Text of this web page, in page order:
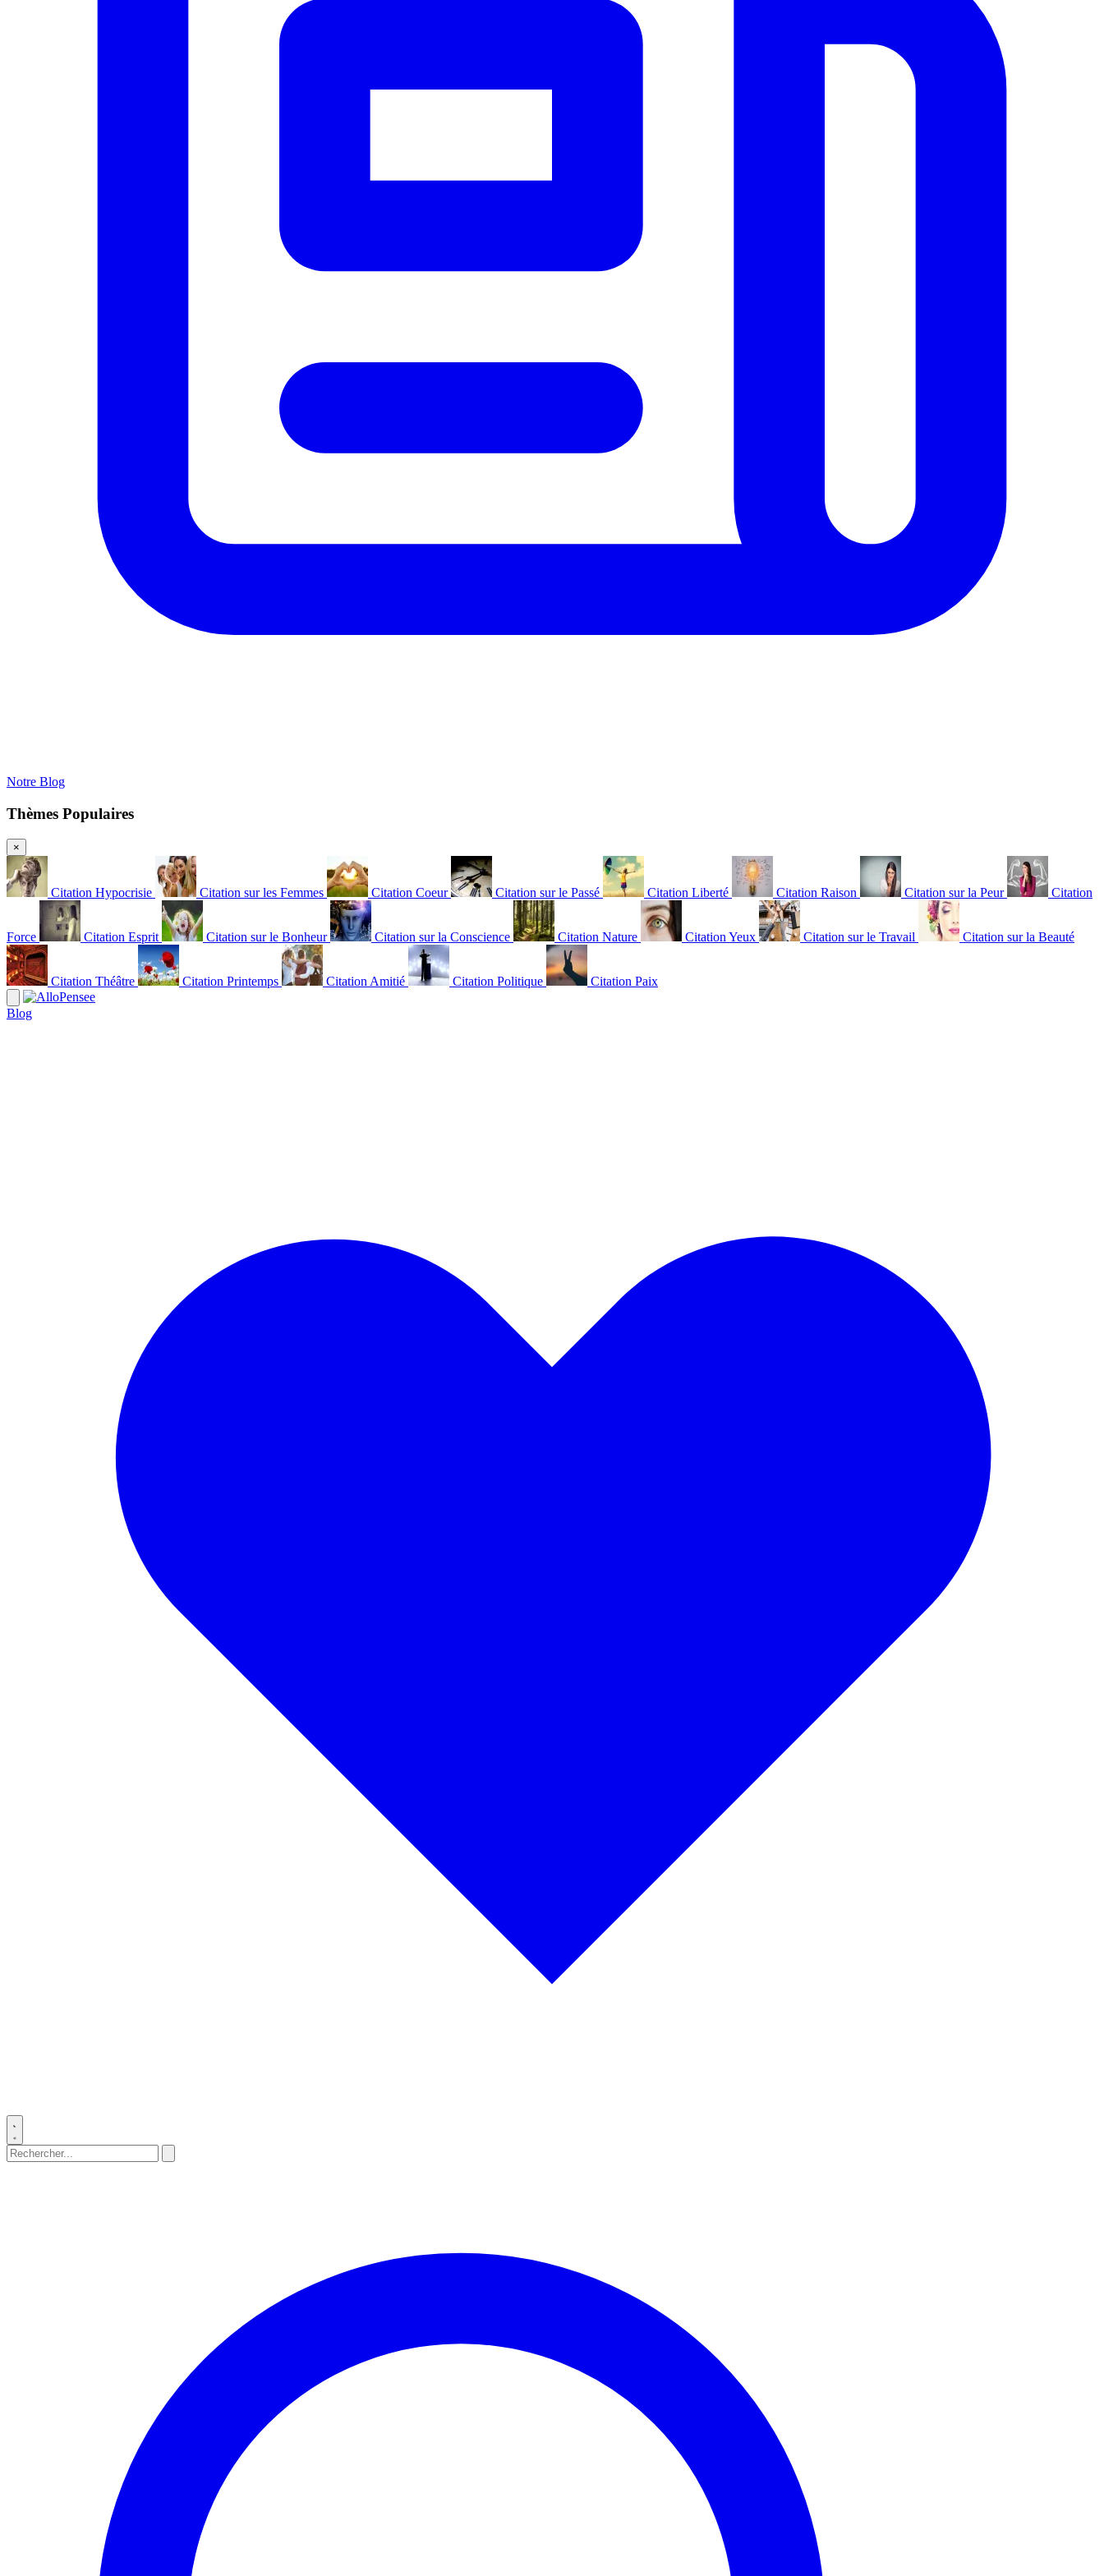
Notre Blog
Thèmes Populaires
×
Citation Hypocrisie Citation sur les Femmes Citation Coeur Citation sur le Passé Citation Liberté Citation Raison Citation sur la Peur Citation
Force Citation Esprit Citation sur le Bonheur Citation sur la Conscience Citation Nature Citation Yeux Citation sur le Travail Citation sur la Beauté
Citation Théâtre Citation Printemps Citation Amitié Citation Politique Citation Paix
Blog